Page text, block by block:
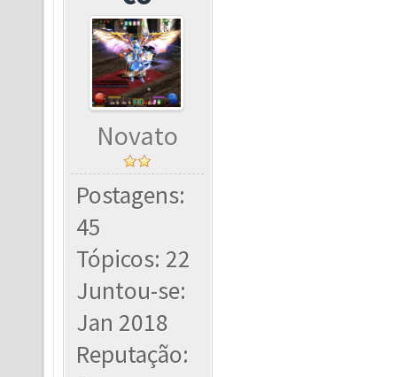
Novato
Postagens:
45
Tópicos: 22
Juntou-se:
Jan 2018
Reputação: